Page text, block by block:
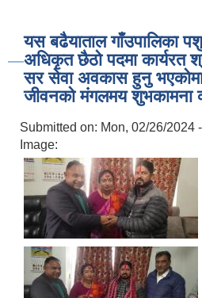
यस बढैयाताल गाँउपालिका
अधिकृत छैठो पदमा कार्यरत
सर सेवा अवकास हुनु
जीवनको म‌ंगलमय शुभकामना
Submitted on: Mon, 02/26/2024
Image: